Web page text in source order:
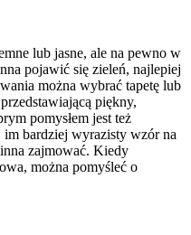
lub jasne, ale na pewno w
pojawić się zieleń, najlepiej
można wybrać tapetę lub
piękny,
pomysłem jest też
im bardziej wyrazisty wzór na
zajmować. Kiedy
można pomyśleć o